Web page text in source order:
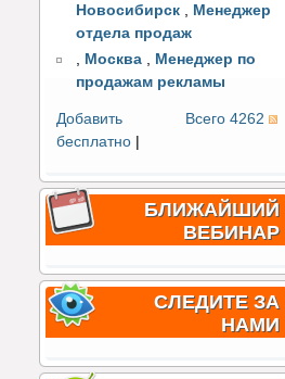
Новосибирск , Менеджер
отдела продаж
, Москва , Менеджер по
продажам рекламы
Всего 4262
Добавить
бесплатно
БЛИЖАЙШИЙ
ВЕБИНАР
СЛЕДИТЕ ЗА
НАМИ